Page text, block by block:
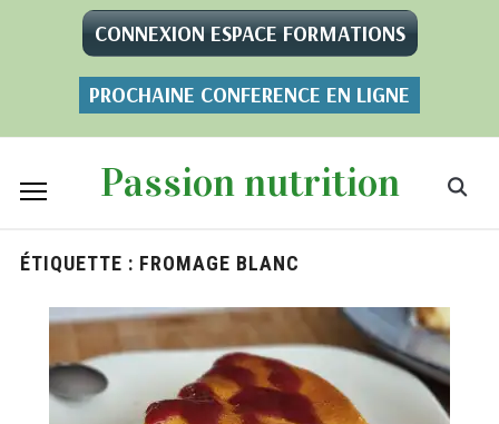
CONNEXION ESPACE FORMATIONS
PROCHAINE CONFERENCE EN LIGNE
Passion nutrition
ÉTIQUETTE : FROMAGE BLANC